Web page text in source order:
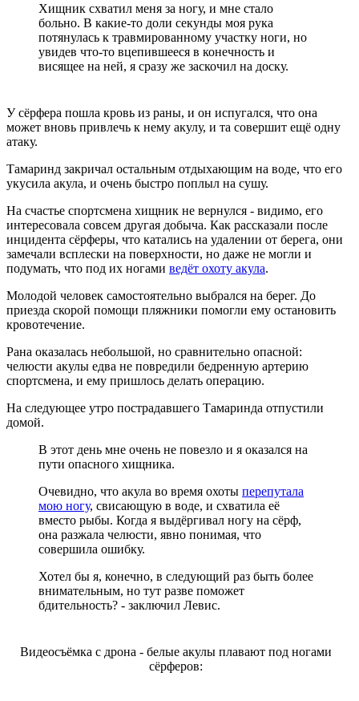
Хищник схватил меня за ногу, и мне стало
больно. В какие-то доли секунды моя рука
потянулась к травмированному участку ноги, но
увидев что-то вцепившееся в конечность и
висящее на ней, я сразу же заскочил на доску.
У сёрфера пошла кровь из раны, и он испугался, что она
может вновь привлечь к нему акулу, и та совершит ещё одну
атаку.
Тамаринд закричал остальным отдыхающим на воде, что его
укусила акула, и очень быстро поплыл на сушу.
На счастье спортсмена хищник не вернулся - видимо, его
интересовала совсем другая добыча. Как рассказали после
инцидента сёрферы, что катались на удалении от берега, они
замечали всплески на поверхности, но даже не могли и
подумать, что под их ногами ведёт охоту акула.
Молодой человек самостоятельно выбрался на берег. До
приезда скорой помощи пляжники помогли ему остановить
кровотечение.
Рана оказалась небольшой, но сравнительно опасной:
челюсти акулы едва не повредили бедренную артерию
спортсмена, и ему пришлось делать операцию.
На следующее утро пострадавшего Тамаринда отпустили
домой.
В этот день мне очень не повезло и я оказался на
пути опасного хищника.
Очевидно, что акула во время охоты перепутала
мою ногу, свисающую в воде, и схватила её
вместо рыбы. Когда я выдёргивал ногу на сёрф,
она разжала челюсти, явно понимая, что
совершила ошибку.
Хотел бы я, конечно, в следующий раз быть более
внимательным, но тут разве поможет
бдительность? - заключил Левис.
Видеосъёмка с дрона - белые акулы плавают под ногами
сёрферов: